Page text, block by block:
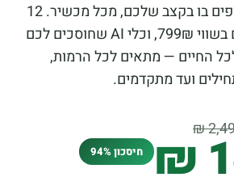
שצופים בו בקצב שלכם, מכל מכשיר. 12
מודולים, 4 בונוסים בשווי 799₪, וכלי AI שחוסכים לכם
החיים — מתאים לכל הרמות,
ועד מתקדמים.
חיסכון 94%